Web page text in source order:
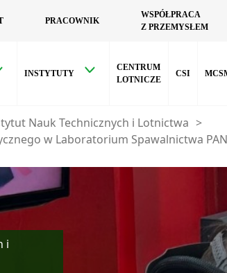
PRACOWNIK
WSPÓŁPRACA
Z PRZEMYSŁEM
INSTYTUTY
CENTRUM
LOTNICZE
CSI
Nauk Technicznych i Lotnictwa >
w Laboratorium Spawalnictwa
i